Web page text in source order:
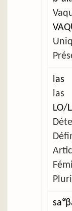
las
las
LO/